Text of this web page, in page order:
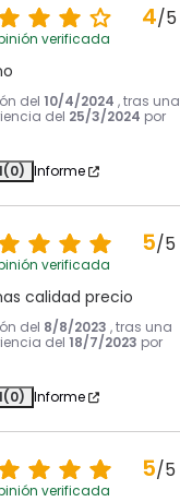
4/5
verificada
del 10/4/2024 , tras una
del 25/3/2024 por
(0) Informe
5/5
verificada
calidad precio
del 8/8/2023 , tras una
del 18/7/2023 por
(0) Informe
5/5
verificada